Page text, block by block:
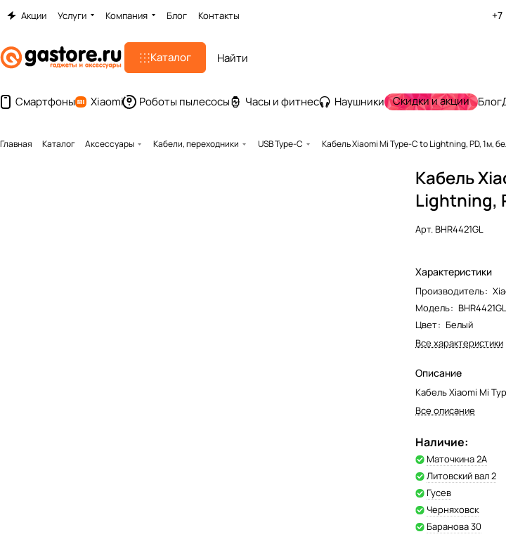
Акции Услуги Компания Блог Контакты
Каталог
Смартфоны Xiaomi Роботы пылесосы Часы и фитнес Наушники Скидки и акции Блог
Главная Каталог Аксессуары Кабели, переходники USB Type-C Кабель Xiaomi Mi Type-C to Lightning, PD, 1м,
Кабель
Lightning,
Арт.BHR4421GL
Характеристики
Производитель:
Модель: BHR4421GL
Цвет: Белый
Все характеристики
Описание
Кабель Xiaomi Mi
Все описание
Наличие:
Маточкина 2А
Литовский вал 2
Гусев
Черняховск
Баранова 30